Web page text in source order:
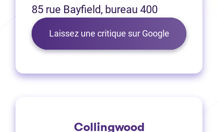
85 rue Bayfield, bureau 400
Laissez une critique sur Google(Ouvre
Collingwood